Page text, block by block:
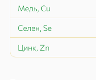
Медь, Cu
Селен, Se
Цинк, Zn